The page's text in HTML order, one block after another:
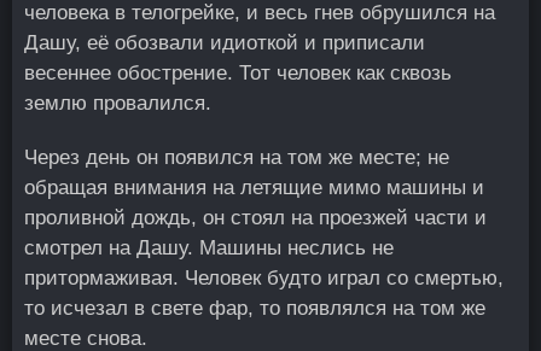
человека в телогрейке, и весь гнев обрушился на
Дашу, её обозвали идиоткой и приписали
весеннее обострение. Тот человек как сквозь
землю провалился.
Через день он появился на том же месте; не
обращая внимания на летящие мимо машины и
проливной дождь, он стоял на проезжей части и
смотрел на Дашу. Машины неслись не
притормаживая. Человек будто играл со смертью,
то исчезал в свете фар, то появлялся на том же
месте снова.